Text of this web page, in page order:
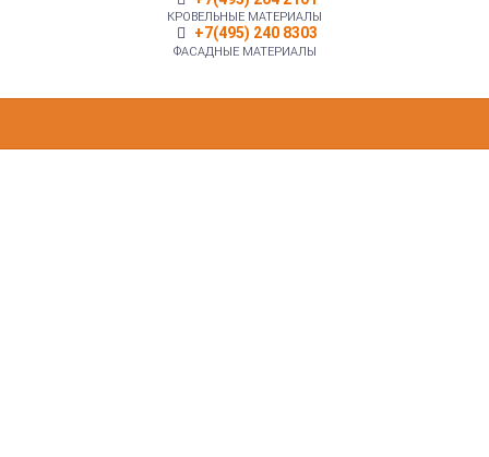
КРОВЕЛЬНЫЕ МАТЕРИАЛЫ
+7(495) 240 8303
ФАСАДНЫЕ МАТЕРИАЛЫ